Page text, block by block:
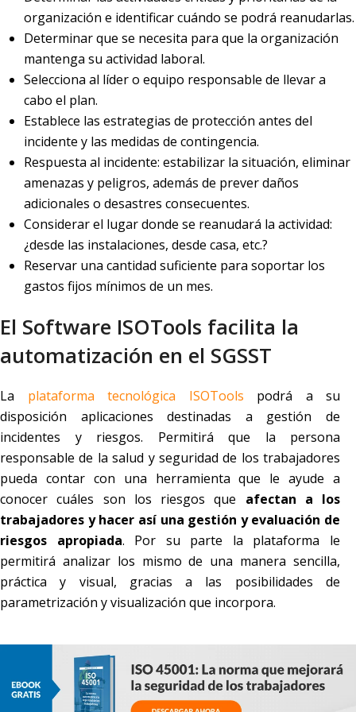
organización e identificar cuándo se podrá reanudarlas.
Determinar que se necesita para que la organización
mantenga su actividad laboral.
Selecciona al líder o equipo responsable de llevar a
cabo el plan.
Establece las estrategias de protección antes del
incidente y las medidas de contingencia.
Respuesta al incidente: estabilizar la situación, eliminar
amenazas y peligros, además de prever daños
adicionales o desastres consecuentes.
Considerar el lugar donde se reanudará la actividad:
¿desde las instalaciones, desde casa, etc.?
Reservar una cantidad suficiente para soportar los
gastos fijos mínimos de un mes.
El Software ISOTools facilita la
automatización en el SGSST
La plataforma tecnológica ISOTools podrá a su
disposición aplicaciones destinadas a gestión de
incidentes y riesgos. Permitirá que la persona
responsable de la salud y seguridad de los trabajadores
pueda contar con una herramienta que le ayude a
conocer cuáles son los riesgos que afectan a los
trabajadores y hacer así una gestión y evaluación de
riesgos apropiada. Por su parte la plataforma le
permitirá analizar los mismo de una manera sencilla,
práctica y visual, gracias a las posibilidades de
parametrización y visualización que incorpora.